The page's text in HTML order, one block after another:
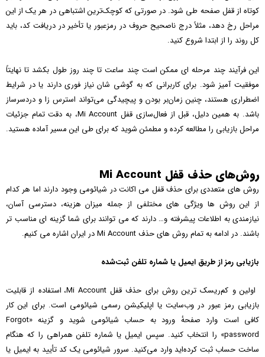
کوتاه از قفل صفحه طی شود. در صورتی که کوچک‌ترین اشتباهی در هر یک از این
مراحل رخ دهد، مثلاً درج ناصحیح حروف در رمزعبور یا تأخیر در دریافت کد، باید
کل روند را از ابتدا شروع کنید.
این فرآیند چند مرحله‌ ای ممکن است چند ساعت تا چند روز طول بکشد تا نهایتاً
موفقیت‌ آمیز شود. برای کاربرانی که به گوشی‌ شان نیاز فوری دارند یا در شرایط
اضطراری هستند، چنین زمان‌بر بودن و پیچیدگی می‌تواند استرس‌ زا و دردسرساز
باشد. به همین دلیل، قبل از فعال‌سازی قفل Mi Account، به دقت تمام جزئیات
مراحل بازیابی را مطالعه کرده و مطمئن شوید که برای طی این مسیر آماده هستید.
روش‌های حذف قفل Mi Account
روش های متعددی برای حذف قفل می اکانت در شیائومی وجود دارند اما هر کدام
از این روش ها ویژگی های مختلفی از جمله میزان هزینه، دسترسی آسان،
نیازمندی به اطلاعات پیشرفته و… دارند که می توانند برای شما گزینه ای مناسب تر
باشند. در ادامه به تمام روش های حذف Mi Account در ایران اشاره می کنیم.
بازیابی رمز از طریق ایمیل یا شماره تلفن ثبت‌شده
اولین و کم‌ریسک‌ ترین روش برای حذف قفل Mi Account، استفاده از قابلیت
بازیابی رمز عبور در وب‌سایت یا اپلیکیشن رسمی شیائومی است. برای این کار
کافی است وارد صفحهٔ ورود به حساب شیائومی شوید و گزینه «Forgot
password» را انتخاب کنید. سپس ایمیل یا شماره تلفن همراهی را که هنگام
ساخت حساب ثبت کرده‌اید وارد می‌کنید. سرور شیائومی یک کد تأیید به ایمیل یا